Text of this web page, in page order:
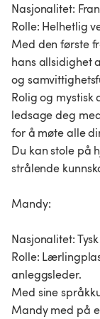
Nasjonalitet:
Rolle: Helhetlig
Med den første
hans allsidighet
og
Rolig og mystisk
ledsage deg
for å møte alle
Du kan stole på
strålende
Mandy:
Nasjonalitet: Tysk
Rolle:
anleggsleder.
Med sine
Mandy med på